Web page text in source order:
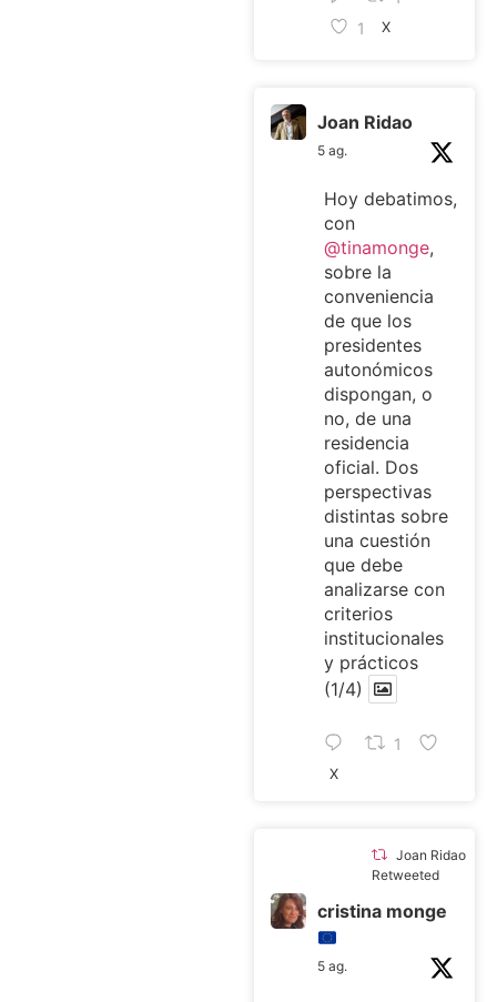
1
X
Joan Ridao
5 ag.
Hoy debatimos,
con
@tinamonge,
sobre la
conveniencia
de que los
presidentes
autonómicos
dispongan, o
no, de una
residencia
oficial. Dos
perspectivas
distintas sobre
una cuestión
que debe
analizarse con
criterios
institucionales
y prácticos
(1/4)
1
X
Joan Ridao
Retweeted
cristina monge
5 ag.